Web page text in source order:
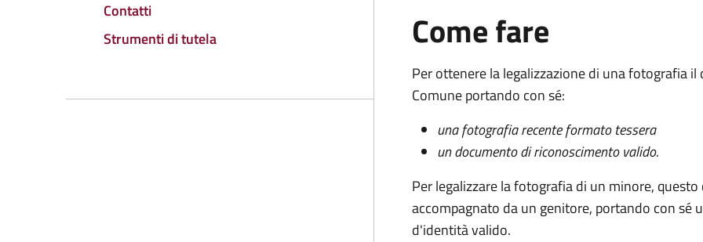
Contatti
Strumenti di tutela
Come fare
Per ottenere la legalizzazione di una fotografia
Comune portando con sé:
una fotografia recente formato tessera
un documento di riconoscimento valido.
Per legalizzare la fotografia di un minore,
accompagnato da un genitore, portando con sé
d'identità valido.